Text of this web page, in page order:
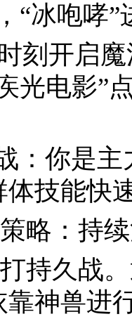
“冰咆哮
刻开启
光电影”
：你是
体技能快
略：持
持久战
神兽进